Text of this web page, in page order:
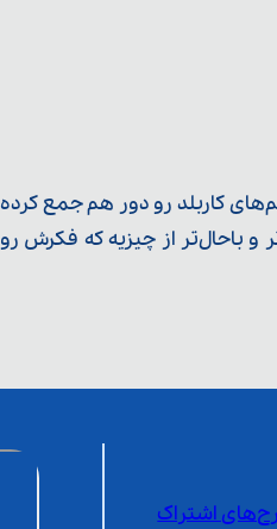
کاربلد رو دور هم جمع کرده
باحال‌تر از چیزیه که فکرش رو
اشتراک